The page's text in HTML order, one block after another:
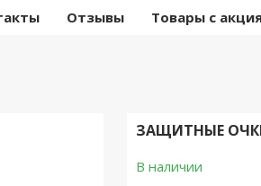
Отзывы Товары с
ЗАЩИТНЫЕ
В наличии